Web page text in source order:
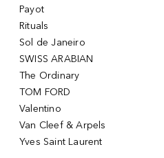
Payot
Rituals
Sol de Janeiro
SWISS ARABIAN
The Ordinary
TOM FORD
Valentino
Van Cleef & Arpels
Yves Saint Laurent